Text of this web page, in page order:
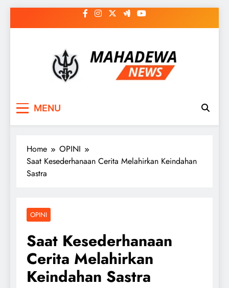
to
MAHADEWA NEWS
MENU
Home
OPINI
Saat Kesederhanaan Cerita Melahirkan Keindahan
Sastra
OPINI
Saat Kesederhanaan
Cerita Melahirkan
Keindahan Sastra